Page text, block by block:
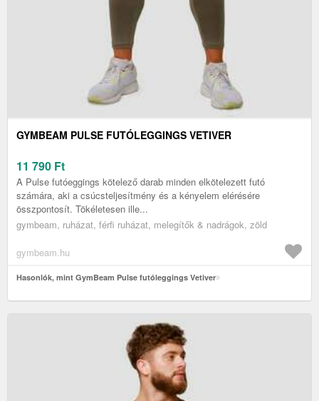
GYMBEAM PULSE FUTÓLEGGINGS VETIVER
11 790 Ft
A Pulse futóeggings kötelező darab minden elkötelezett futó
számára, aki a csúcsteljesítmény és a kényelem elérésére
összpontosít. Tökéletesen ille...
gymbeam, ruházat, férfi ruházat, melegítők & nadrágok, zöld
gymbeam.hu
Hasonlók, mint GymBeam Pulse futóleggings Vetiver